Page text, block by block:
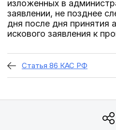
изложенных в
заявлении, не позднее
дня после дня принятия
искового заявления к
Статья 86 КАС РФ